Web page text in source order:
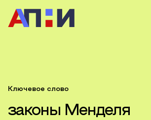
Ключевое слово
законы Менделя